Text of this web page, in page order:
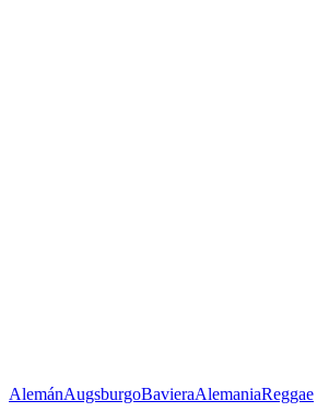
AlemánAugsburgoBavieraAlemaniaReggae